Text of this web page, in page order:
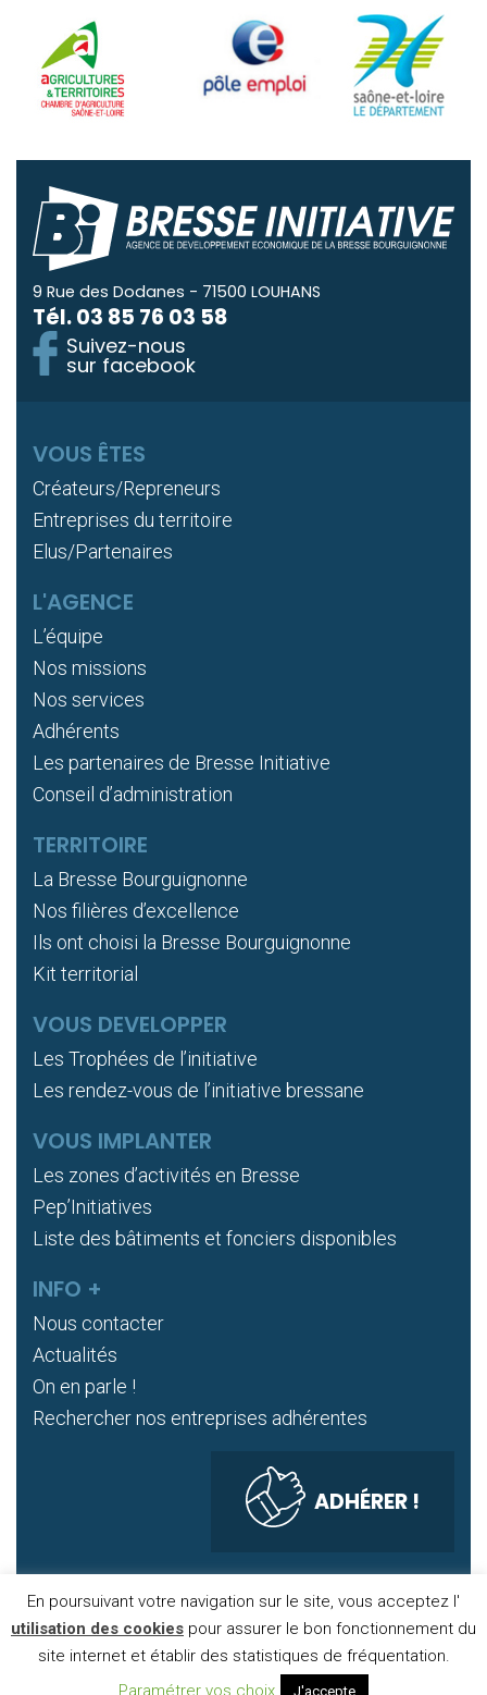
9 Rue des Dodanes - 71500 LOUHANS
Tél.03 85 76 03 58
Suivez-nous
sur facebook
VOUS ÊTES
Créateurs/Repreneurs
Entreprises du territoire
Elus/Partenaires
L'AGENCE
L’équipe
Nos missions
Nos services
Adhérents
Les partenaires de Bresse Initiative
Conseil d’administration
TERRITOIRE
La Bresse Bourguignonne
Nos filières d’excellence
Ils ont choisi la Bresse Bourguignonne
Kit territorial
VOUS DEVELOPPER
Les Trophées de l’initiative
Les rendez-vous de l’initiative bressane
VOUS IMPLANTER
Les zones d’activités en Bresse
Pep’Initiatives
Liste des bâtiments et fonciers disponibles
INFO +
Nous contacter
Actualités
On en parle !
Rechercher nos entreprises adhérentes
ADHÉRER !
DONNÉES PERSONNELLES
COOKIES
MENTIONS LÉGALES
PLAN DE SITE PUBLIGO 2020
En poursuivant votre navigation sur le site, vous acceptez l'
utilisation des cookies pour assurer le bon fonctionnement du
site internet et établir des statistiques de fréquentation.
Paramétrer vos choix
J'accepte